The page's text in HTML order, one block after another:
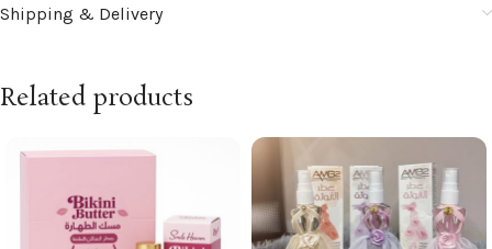
Shipping & Delivery
Related products